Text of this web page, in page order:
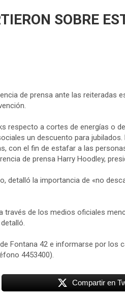
SOBRE
de prensa ante las reiteradas
respecto a cortes de energías o
un descuento para jubilados.
con el fin de estafar a las
de prensa Harry Hoodley,
detalló la importancia de «no
través de los medios oficiales
Fontana 42 e informarse por los
4453400).
Compartir en